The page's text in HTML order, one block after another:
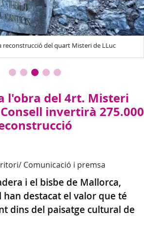
invertirà en la reconstrucció del quart Misteri de LLuc
l'obra del 4rt. Misteri
invertirà 275.000
Comunicació i premsa
i el bisbe de Mallorca,
han destacat el valor que té
dins del paisatge cultural de